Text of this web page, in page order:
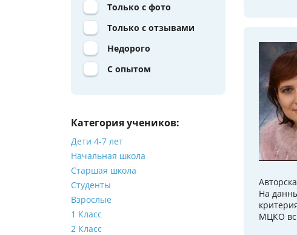
Только с фото
Только с отзывами
Недорого
С опытом
Категория учеников:
Дети 4-7 лет
Начальная школа
Старшая школа
Студенты
Взрослые
1 Класс
2 Класс
На
МЦКО